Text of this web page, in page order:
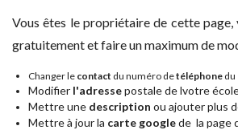
Vous êtes le propriétaire de cette
gratuitement et faire un maximum de
Changer le contact du numéro detéléphone du
Modifier l'adressepostale de lvotre
Mettre une description ou ajouter plus
Mettre à jour la carte googlede la page